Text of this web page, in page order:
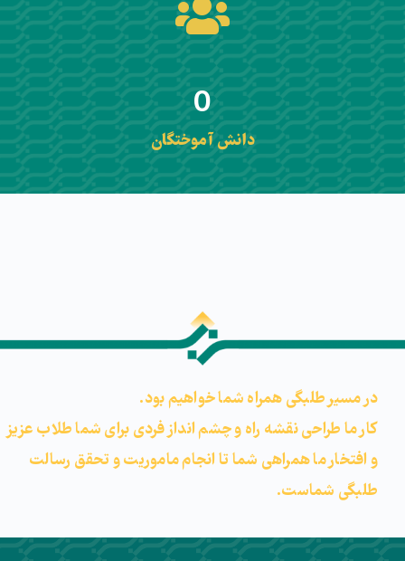
0
دانش آموختگان
در مسیر طلبگی همراه شما خواهیم بود.
کار ما طراحی نقشه راه و چشم انداز فردی برای شما طلاب عزیز
و افتخار ما همراهی شما تا انجام ماموریت و تحقق رسالت
طلبگی شماست.